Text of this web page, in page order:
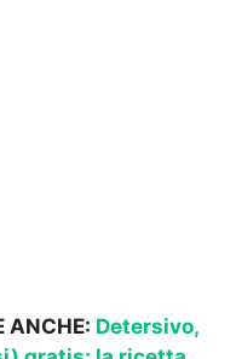
ANCHE: Detersivo,